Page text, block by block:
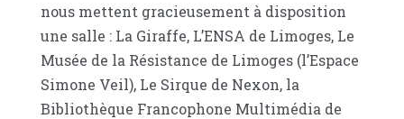
nous mettent gracieusement à disposition
une salle : La Giraffe, L’ENSA de Limoges, Le
Musée de la Résistance de Limoges (l’Espace
Simone Veil), Le Sirque de Nexon, la
Bibliothèque Francophone Multimédia de